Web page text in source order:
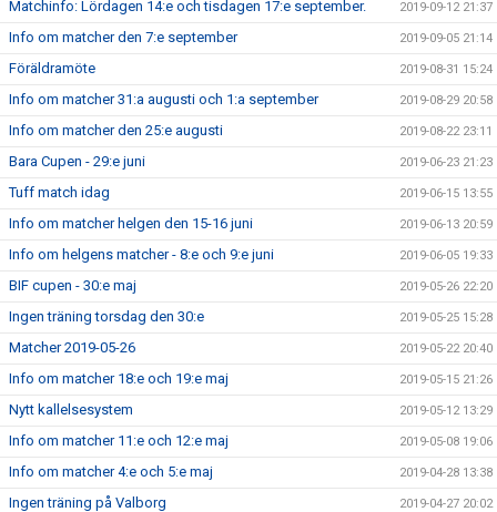
Matchinfo: Lördagen 14:e och tisdagen 17:e september. 2019-09-12 21:37
Info om matcher den 7:e september 2019-09-05 21:14
Föräldramöte 2019-08-31 15:24
Info om matcher 31:a augusti och 1:a september 2019-08-29 20:58
Info om matcher den 25:e augusti 2019-08-22 23:11
Bara Cupen - 29:e juni 2019-06-23 21:23
Tuff match idag 2019-06-15 13:55
Info om matcher helgen den 15-16 juni 2019-06-13 20:59
Info om helgens matcher - 8:e och 9:e juni 2019-06-05 19:33
BIF cupen - 30:e maj 2019-05-26 22:20
Ingen träning torsdag den 30:e 2019-05-25 15:28
Matcher 2019-05-26 2019-05-22 20:40
Info om matcher 18:e och 19:e maj 2019-05-15 21:26
Nytt kallelsesystem 2019-05-12 13:29
Info om matcher 11:e och 12:e maj 2019-05-08 19:06
Info om matcher 4:e och 5:e maj 2019-04-28 13:38
Ingen träning på Valborg 2019-04-27 20:02